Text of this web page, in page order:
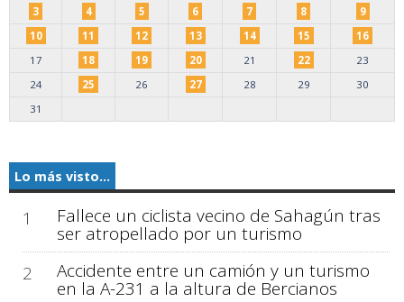
3
4 5 6 7 8
9
10
11 12 13 14 15
16
17
18 19 20 21 22
23
24
25 26 27 28 29
30
31
Lo más visto...
1 Fallece un ciclista vecino de Sahagún tras
ser atropellado por un turismo
2
Accidente entre un camión y un turismo
en la A-231 a la altura de Bercianos